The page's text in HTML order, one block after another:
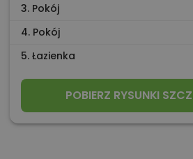
3. Pokój
4. Pokój
5. Łazienka
POBIERZ RYSUNKI